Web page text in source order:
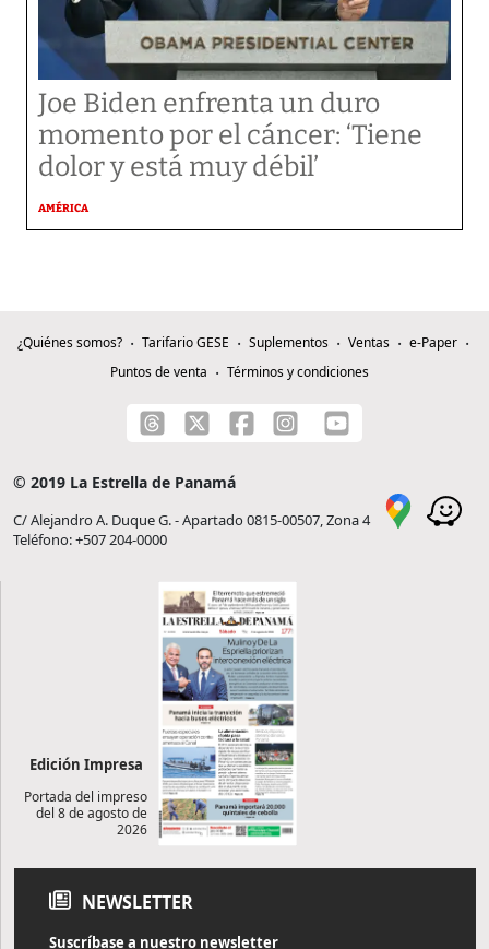
Joe Biden enfrenta un duro
momento por el cáncer: ‘Tiene
dolor y está muy débil’
AMÉRICA
¿Quiénes somos? Tarifario GESE Suplementos Ventas
e-Paper
Puntos de venta
Términos y condiciones
© 2019 La Estrella de Panamá
C/ Alejandro A. Duque G. - Apartado 0815-00507, Zona 4
Teléfono: +507 204-0000
Edición Impresa
Portada del impreso
del 8 de agosto de
2026
NEWSLETTER
Suscríbase a nuestro newsletter